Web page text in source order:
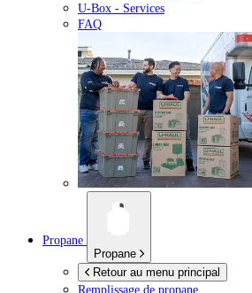
U-Box - Services
FAQ
Propane
Propane
Retour au menu principal
Remplissage de propane